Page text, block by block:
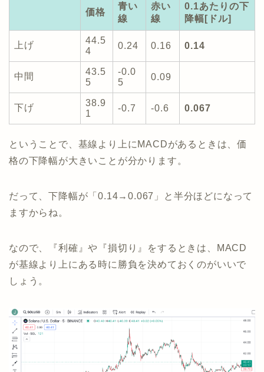
価格
青い
線
赤い
線
0.1あたりの下
降幅[ドル]
上げ
44.5
4
0.24 0.16 0.14
中間
43.5
5
-0.0
5
0.09
下げ
38.9
1
-0.7 -0.6 0.067
ということで、基線より上にMACDがあるときは、価
格の下降幅が大きいことが分かります。
だって、下降幅が「0.14→0.067」と半分ほどになって
ますからね。
なので、『利確』や『損切り』をするときは、MACD
が基線より上にある時に勝負を決めておくのがいいで
しょう。